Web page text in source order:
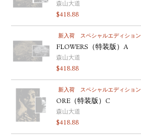
森山大道
$418.88
新入荷 スペシャルエディション
FLOWERS（特装版）A
森山大道
$418.88
新入荷 スペシャルエディション
ORE（特装版）C
森山大道
$418.88